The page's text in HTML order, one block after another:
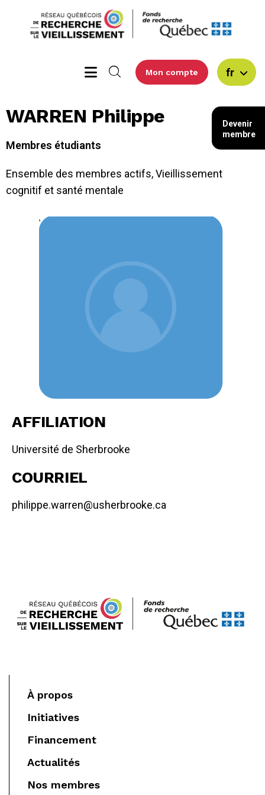
Mon compte fr
WARREN Philippe
Membres étudiants
Ensemble des membres actifs,Vieillissement
cognitif et santé mentale
AFFILIATION
Université de Sherbrooke
COURRIEL
philippe.warren@usherbrooke.ca
À propos
Initiatives
Financement
Actualités
Nos membres
Devenir
membre